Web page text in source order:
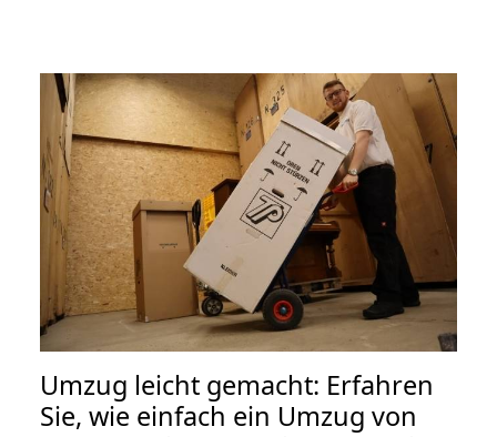
Umzug leicht gemacht: Erfahren
Sie, wie einfach ein Umzug von